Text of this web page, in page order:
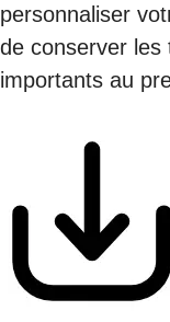
personnaliser
de conserver les
importants au